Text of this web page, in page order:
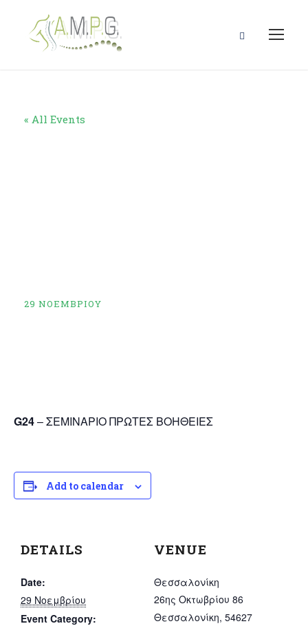
« All Events
29 ΝΟΕΜΒΡΊΟΥ
G24– ΣΕΜΙΝΑΡΙΟ ΠΡΩΤΕΣ ΒΟΗΘΕΙΕΣ
Add to calendar
DETAILS
Date:
29 Νοεμβρίου
Event Category:
VENUE
Θεσσαλονίκη
26ης Οκτωβρίου 86
Θεσσαλονίκη, 54627